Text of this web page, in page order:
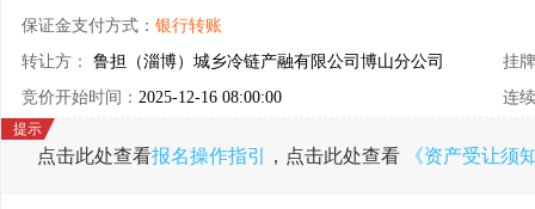
保证金支付方式： 银行转账
转让方： 鲁担（淄博）城乡冷链产融有限公司博山分公司
挂
竞价开始时间： 2025-12-16 08:00:00 连
点击此处查看报名操作指引 ，点击此处查看 《资产受让须